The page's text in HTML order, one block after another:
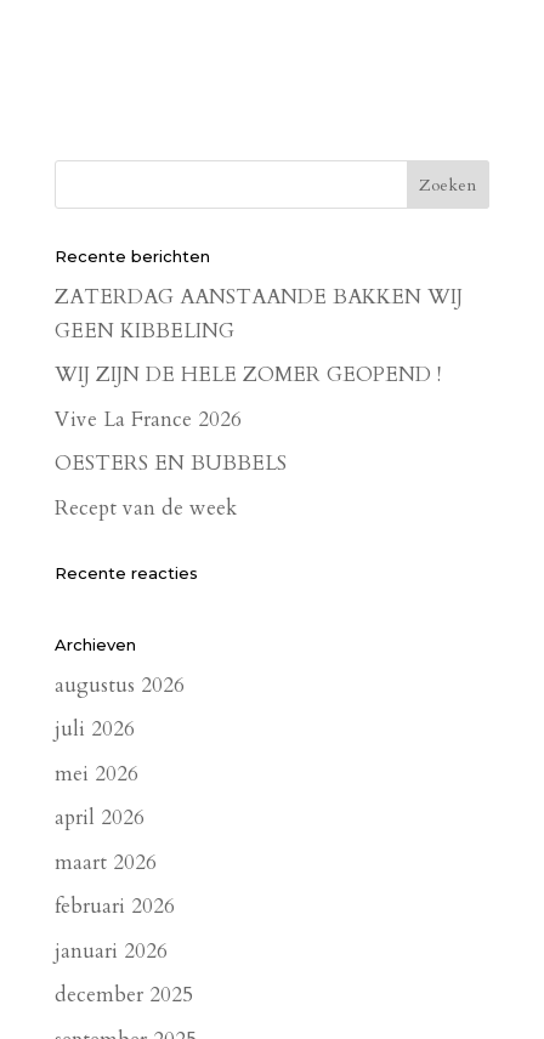
Recente berichten
ZATERDAG AANSTAANDE BAKKEN WIJ
GEEN KIBBELING
WIJ ZIJN DE HELE ZOMER GEOPEND !
Vive La France 2026
OESTERS EN BUBBELS
Recept van de week
Recente reacties
Archieven
augustus 2026
juli 2026
mei 2026
april 2026
maart 2026
februari 2026
januari 2026
december 2025